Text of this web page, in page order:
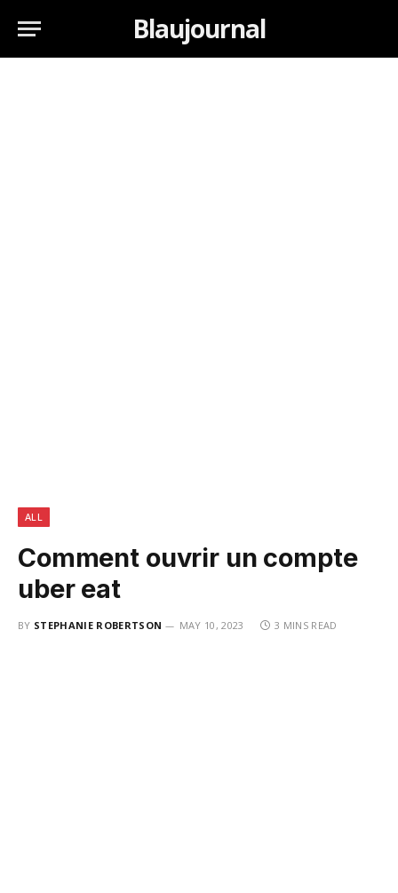
Blaujournal
ALL
Comment ouvrir un compte
uber eat
BY STEPHANIE ROBERTSON MAY 10, 2023 3 MINS READ